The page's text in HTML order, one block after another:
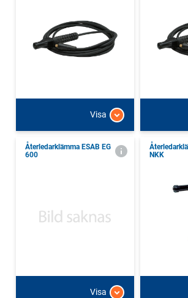
Visa
Återledarklämma ESAB EG
600
Visa
NKK